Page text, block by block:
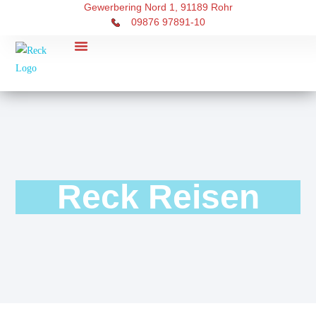
Gewerbering Nord 1, 91189 Rohr
09876 97891-10
Reck Reisen